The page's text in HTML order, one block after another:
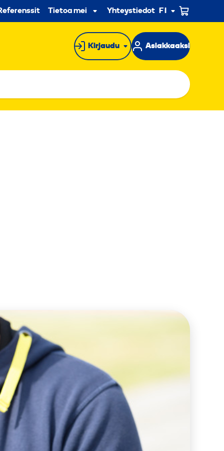
Tietoa meistäAlavalikko
Yhteystiedot FI
Kirjaudu Asiakkaaksi